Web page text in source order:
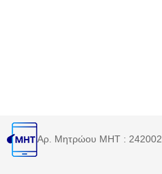
Αρ. Μητρώου MHT : 242002